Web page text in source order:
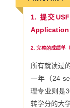
1. 提交
Application
2. 完整的成绩单
所有就读过
一年（24
理专业则是
转学分的大